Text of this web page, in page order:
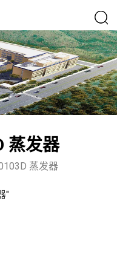
蒸发器
蒸发器
"